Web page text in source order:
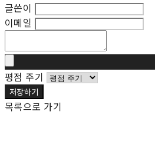
글쓴이
이메일
평점 주기
저장하기
목록으로 가기